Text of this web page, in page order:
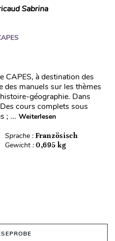
Sabrina
CAPES, à destination des
des manuels sur les thèmes
géographie. Dans
cours complets sous
; ... Weiterlesen
Sprache : Französisch
Gewicht : 0,695 kg